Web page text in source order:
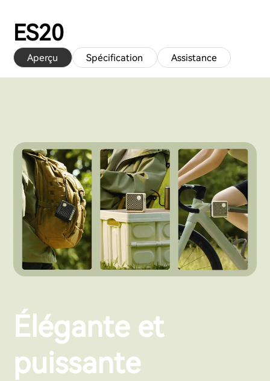
ES20
Aperçu Spécification Assistance
Élégante et
puissante